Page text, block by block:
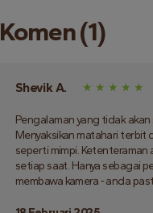
Komen (1)
Shevik A.
Pengalaman yang tidak
Menyaksikan matahari terbit
seperti mimpi.
setiap saat. Hanya sebagai
membawa kamera - anda